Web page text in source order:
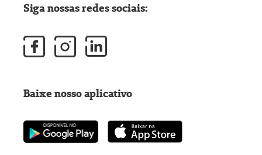
Siga nossas redes sociais:
Baixe nosso aplicativo